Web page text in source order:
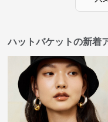
ハットバケットの新着